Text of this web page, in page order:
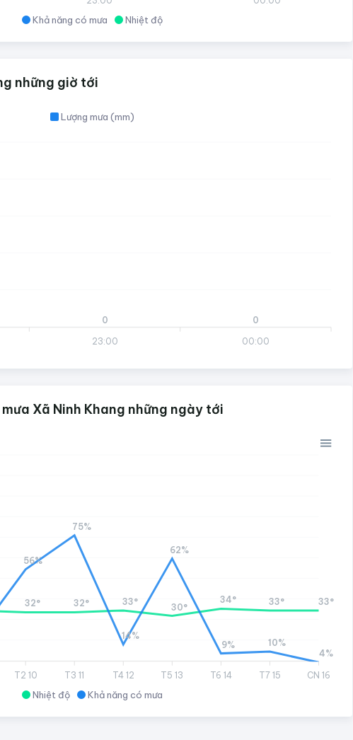
Khả năng có mưa Nhiệt độ
những giờ tới
Lượng mưa (mm)
23:00 00:00
0 0
Xã Ninh Khang những ngày tới
Nhiệt độ Khả năng có mưa
T2 10 T3 11 T4 12 T5 13 T6 14 T7 15 CN 16
32° 32° 33°
30°
34° 33° 33°
56%
75%
14%
62%
9%
10%
4%